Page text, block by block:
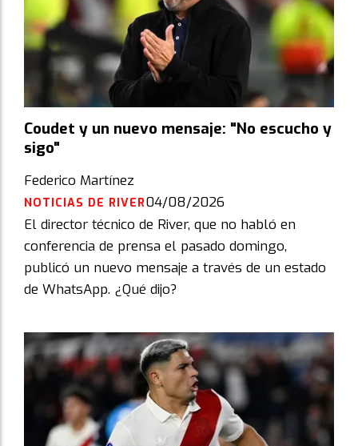
Coudet y un nuevo mensaje: "No escucho y
sigo"
Federico Martínez
NOTICIAS DE RIVER04/08/2026
El director técnico de River, que no habló en
conferencia de prensa el pasado domingo,
publicó un nuevo mensaje a través de un estado
de WhatsApp. ¿Qué dijo?